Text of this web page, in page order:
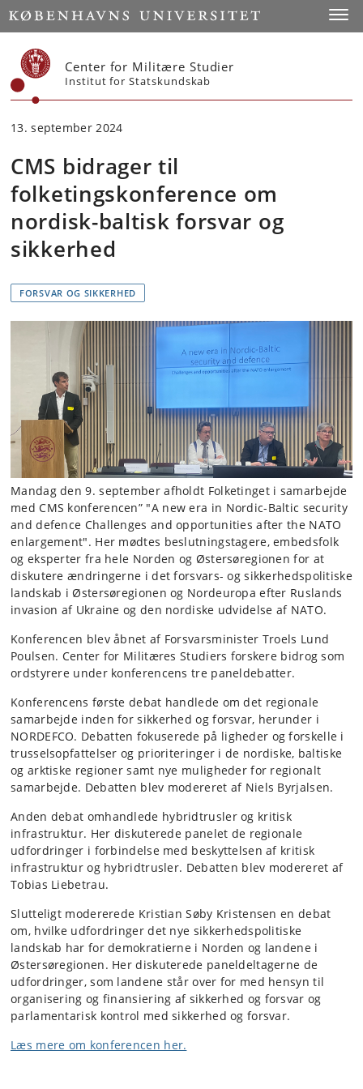
Start
Center for Militære Studier
Institut for Statskundskab
13. september 2024
CMS bidrager til
folketingskonference om
nordisk-baltisk forsvar og
sikkerhed
FORSVAR OG SIKKERHED
Mandag den 9. september afholdt Folketinget i samarbejde
med CMS konferencen” "A new era in Nordic-Baltic security
and defence Challenges and opportunities after the NATO
enlargement". Her mødtes beslutningstagere, embedsfolk
og eksperter fra hele Norden og Østersøregionen for at
diskutere ændringerne i det forsvars- og sikkerhedspolitiske
landskab i Østersøregionen og Nordeuropa efter Ruslands
invasion af Ukraine og den nordiske udvidelse af NATO.
Konferencen blev åbnet af Forsvarsminister Troels Lund
Poulsen. Center for Militæres Studiers forskere bidrog som
ordstyrere under konferencens tre paneldebatter.
Konferencens første debat handlede om det regionale
samarbejde inden for sikkerhed og forsvar, herunder i
NORDEFCO. Debatten fokuserede på ligheder og forskelle i
trusselsopfattelser og prioriteringer i de nordiske, baltiske
og arktiske regioner samt nye muligheder for regionalt
samarbejde. Debatten blev modereret af Niels Byrjalsen.
Anden debat omhandlede hybridtrusler og kritisk
infrastruktur. Her diskuterede panelet de regionale
udfordringer i forbindelse med beskyttelsen af kritisk
infrastruktur og hybridtrusler. Debatten blev modereret af
Tobias Liebetrau.
Slutteligt modererede Kristian Søby Kristensen en debat
om, hvilke udfordringer det nye sikkerhedspolitiske
landskab har for demokratierne i Norden og landene i
Østersøregionen. Her diskuterede paneldeltagerne de
udfordringer, som landene står over for med hensyn til
organisering og finansiering af sikkerhed og forsvar og
parlamentarisk kontrol med sikkerhed og forsvar.
Læs mere om konferencen her.